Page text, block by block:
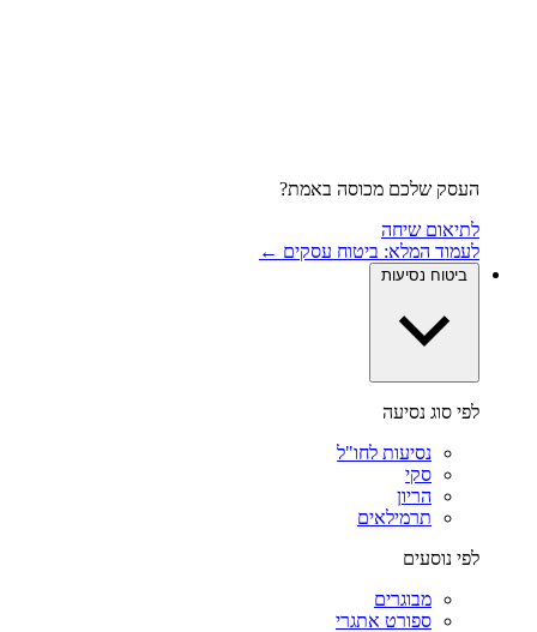
העסק שלכם מכוסה באמת?
לתיאום שיחה
לעמוד המלא: ביטוח עסקים ←
ביטוח נסיעות
לפי סוג נסיעה
נסיעות לחו"ל
סקי
הריון
תרמילאים
לפי נוסעים
מבוגרים
ספורט אתגרי